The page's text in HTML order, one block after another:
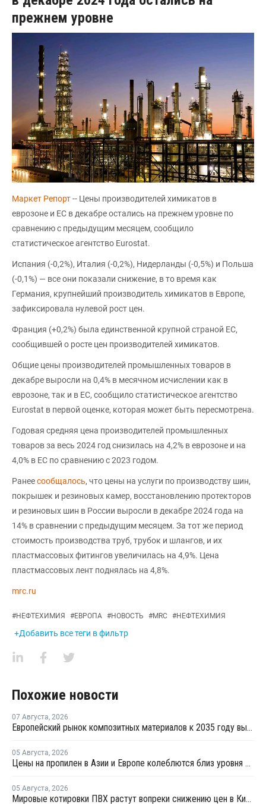
прежнем уровне
Маркет Репорт-- Цены производителей химикатов в
еврозоне и ЕС в декабре остались на прежнем уровне по
сравнению с предыдущим месяцем, сообщило
статистическое агентство Eurostat.
Испания (-0,2%), Италия (-0,2%), Нидерланды (-0,5%) и Польша
(-0,1%) — все они показали снижение, в то время как
Германия, крупнейший производитель химикатов в Европе,
зафиксировала нулевой рост цен.
Франция (+0,2%) была единственной крупной страной ЕС,
сообщившей о росте цен производителей химикатов.
Общие цены производителей промышленных товаров в
декабре выросли на 0,4% в месячном исчислении как в
еврозоне, так и в ЕС, сообщило статистическое агентство
Eurostat в первой оценке, которая может быть пересмотрена.
Годовая средняя цена производителей промышленных
товаров за весь 2024 год снизилась на 4,2% в еврозоне и на
4,0% в ЕС по сравнению с 2023 годом.
Ранеесообщалось, что цены на услуги по производству шин,
покрышек и резиновых камер, восстановлению протекторов
и резиновых шин в России выросли в декабре 2024 года на
14% в сравнении с предыдущим месяцем. За тот же период
стоимость производства труб, трубок и шлангов, и их
пластмассовых фитингов увеличилась на 4,9%. Цена
пластмассовых лент поднялась на 4,8%.
mrc.ru
#НЕФТЕХИМИЯ #ЕВРОПА #НОВОСТЬ #MRC #НЕФТЕХИМИЯ
+Добавить все теги в фильтр
Похожие новости
07 Августа, 2026
Европейский рынок композитных материалов к 2035 году вырастет до USD47,5 млрд
05 Августа, 2026
Цены на пропилен в Азии и Европе колеблются близ уровня в USD1000
05 Августа, 2026
Мировые котировки ПВХ растут вопреки снижению цен в Китае